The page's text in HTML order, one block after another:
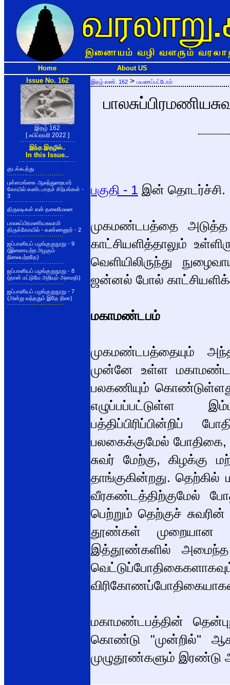
Home
About US
Issue No. 162
இதழ் 162
[ ஃபிப்ரவரி 2022 ]
இந்த இதழில்..
In this Issue..
குடக்கூத்து
புள்ளமங்கை ஆலந்துறையார்
கோயில் கண்டபாதச் சிற்பங்கள் -
3
திருவடிகள் என் தலைமேலன
பாலசுப்பிரமணியசுவாமி
திருக்கோயில் - கண்ணனூர் - 2
ஜப்பானியப் பழங்குறுநூறு - 9
(இணையற்ற அழகும்
நிலையற்றதே)
ஜப்பானியப் பழங்குறுநூறு - 8
(தான் மட்டுமே அறியும் அமைதி)
ஜப்பானியப் பழங்குறுநூறு - 7
(அன்று வந்ததும் இதே நிலா)
இதழ் எண். 162 > பயணப்பட்டோம்
பகுதி - 1 இன் தொடர்ச்சி.
முகமண்டபத்தை அடுத்த
காட்சியளித்தாலும்
வெளியிலிருந்து
ஜன்னல் போல்
மகாமண்டபம்
முகமண்டபத்தையும்
முன்னே உள்ள
பலகணியும்
எழுப்பப்பட்டுள்ள
பலகைக்குமேல் போதிகை,
சுவர் மேற்கு, கிழக்கு
தாங்குகின்றது.
வீரகண்டத்திற்குமேல்
பெற்றும் தெற்குச்
தூண்கள் முறையான
இத்தூண்களில்
மகாமண்டபத்தின்
கொண்டு "முன்றில்"
முழுதூண்களும்